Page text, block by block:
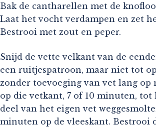
Bak de cantharellen met de
Laat het vocht verdampen en zet
Bestrooi met zout en peper.
Snijd de vette velkant van de
een ruitjespatroon, maar niet tot
zonder toevoeging van vet lang op
op die vetkant, 7 of 10 minuten, tot
deel van het eigen vet
minuten op de vleeskant. Bestrooi